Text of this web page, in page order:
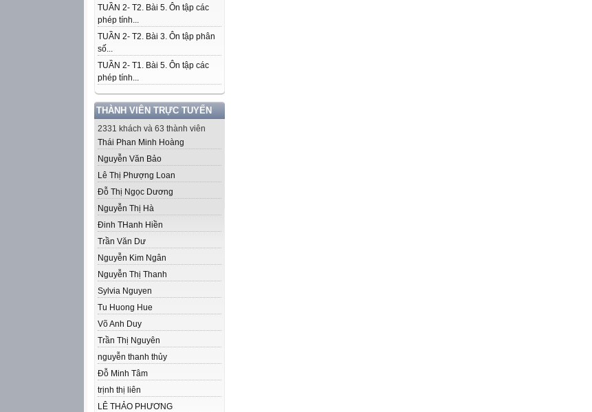
TUẦN 2- T2. Bài 5. Ôn tập các
phép tính...
TUẦN 2- T2. Bài 3. Ôn tập phân
số...
TUẦN 2- T1. Bài 5. Ôn tập các
phép tính...
THÀNH VIÊN TRỰC TUYẾN
2331 khách và 63 thành viên
Thái Phan Minh Hoàng
Nguyễn Văn Bảo
Lê Thị Phượng Loan
Đỗ Thị Ngọc Dương
Nguyễn Thị Hà
Đinh THanh Hiền
Trần Văn Dư
Nguyễn Kim Ngân
Nguyễn Thị Thanh
Sylvia Nguyen
Tu Huong Hue
Võ Anh Duy
Trần Thị Nguyên
nguyễn thanh thủy
Đỗ Minh Tâm
trịnh thị liên
LÊ THẢO PHƯƠNG